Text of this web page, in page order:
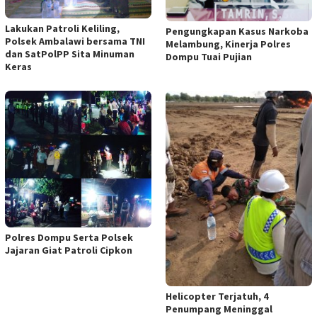
Lakukan Patroli Keliling,
Polsek Ambalawi bersama TNI
dan SatPolPP Sita Minuman
Keras
Pengungkapan Kasus Narkoba
Melambung, Kinerja Polres
Dompu Tuai Pujian
Polres Dompu Serta Polsek
Jajaran Giat Patroli Cipkon
Helicopter Terjatuh, 4
Penumpang Meninggal